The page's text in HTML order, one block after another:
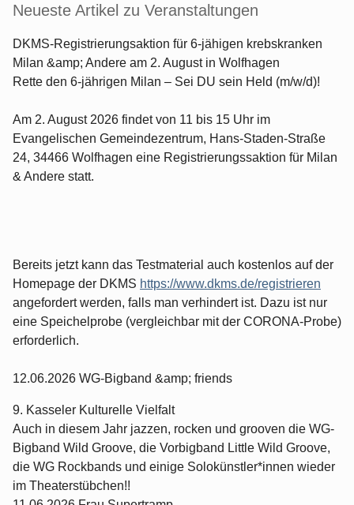
Neueste Artikel zu Veranstaltungen
DKMS-Registrierungsaktion für 6-jähigen krebskranken
Milan &amp; Andere am 2. August in Wolfhagen
Rette den 6-jährigen Milan – Sei DU sein Held (m/w/d)!
Am 2. August 2026 findet von 11 bis 15 Uhr im
Evangelischen Gemeindezentrum, Hans-Staden-Straße
24, 34466 Wolfhagen eine Registrierungssaktion für Milan
& Andere statt.
Bereits jetzt kann das Testmaterial auch kostenlos auf der
Homepage der DKMS https://www.dkms.de/registrieren
angefordert werden, falls man verhindert ist. Dazu ist nur
eine Speichelprobe (vergleichbar mit der CORONA-Probe)
erforderlich.
12.06.2026 WG-Bigband &amp; friends
9. Kasseler Kulturelle Vielfalt
Auch in diesem Jahr jazzen, rocken und grooven die WG-
Bigband Wild Groove, die Vorbigband Little Wild Groove,
die WG Rockbands und einige Solokünstler*innen wieder
im Theaterstübchen!!